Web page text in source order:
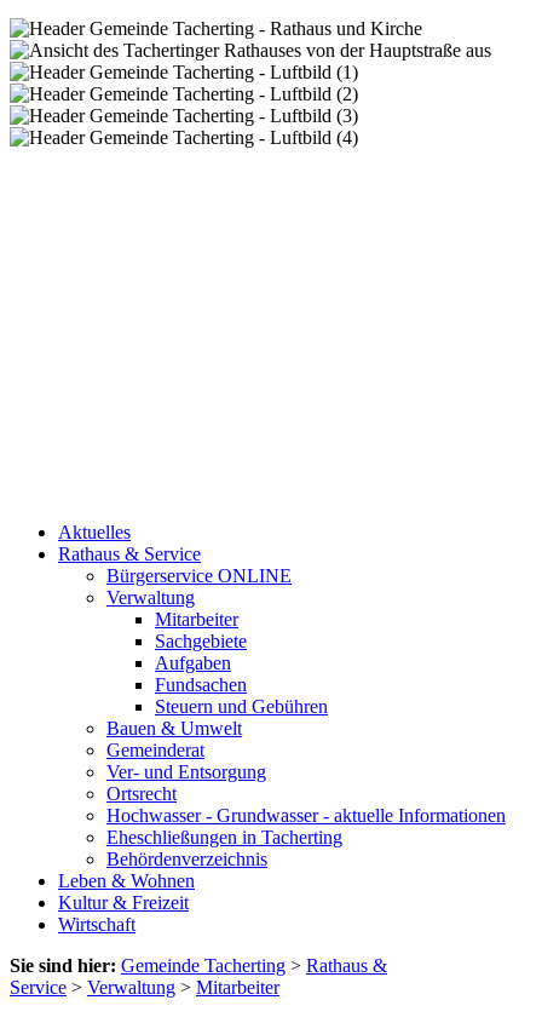
Aktuelles
Rathaus & Service
Bürgerservice ONLINE
Verwaltung
Mitarbeiter
Sachgebiete
Aufgaben
Fundsachen
Steuern und Gebühren
Bauen & Umwelt
Gemeinderat
Ver- und Entsorgung
Ortsrecht
Hochwasser - Grundwasser - aktuelle Informationen
Eheschließungen in Tacherting
Behördenverzeichnis
Leben & Wohnen
Kultur & Freizeit
Wirtschaft
Sie sind hier: Gemeinde Tacherting > Rathaus &
Service > Verwaltung > Mitarbeiter